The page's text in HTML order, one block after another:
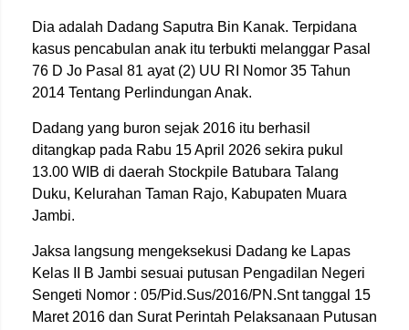
Dia adalah Dadang Saputra Bin Kanak. Terpidana
kasus pencabulan anak itu terbukti melanggar Pasal
76 D Jo Pasal 81 ayat (2) UU RI Nomor 35 Tahun
2014 Tentang Perlindungan Anak.
Dadang yang buron sejak 2016 itu berhasil
ditangkap pada Rabu 15 April 2026 sekira pukul
13.00 WIB di daerah Stockpile Batubara Talang
Duku, Kelurahan Taman Rajo, Kabupaten Muara
Jambi.
Jaksa langsung mengeksekusi Dadang ke Lapas
Kelas II B Jambi sesuai putusan Pengadilan Negeri
Sengeti Nomor : 05/Pid.Sus/2016/PN.Snt tanggal 15
Maret 2016 dan Surat Perintah Pelaksanaan Putusan